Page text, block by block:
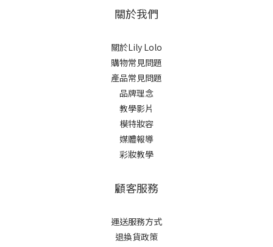
關於我們
關於Lily Lolo
購物常見問題
產品常見問題
品牌理念
教學影片
模特妝容
媒體報導
彩妝教學
顧客服務
運送服務方式
退換貨政策